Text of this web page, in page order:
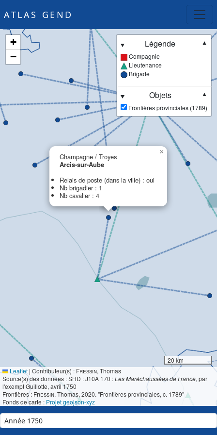
ATLAS GEND
Champagne / Troyes
Arcis-sur-Aube
Relais de poste (dans la ville) : oui
Nb brigadier : 1
Nb cavalier : 4
×
+
−
Légende
▼
Compagnie
Lieutenance
Brigade
Objets
▼
Frontières provinciales (1789)
20 km
Leaflet | Contributeur(s) : Fressin, Thomas
Source(s) des données : SHD : J10A 170 :Les Maréchaussées de France, par
l'exempt Guillotte, avril 1750
Frontières : Fressin, Thomas, 2020. "Frontières provinciales, c. 1789"
Fonds de carte : Projet geojson-xyz